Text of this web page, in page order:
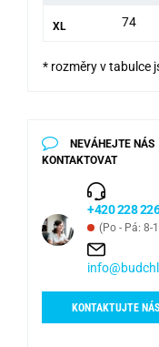
XL 74
* rozměry v tabulce
NEVÁHEJTE NÁS
KONTAKTOVAT
+420 228
(Po - Pá: 8-
KONTAKTUJTE NÁS